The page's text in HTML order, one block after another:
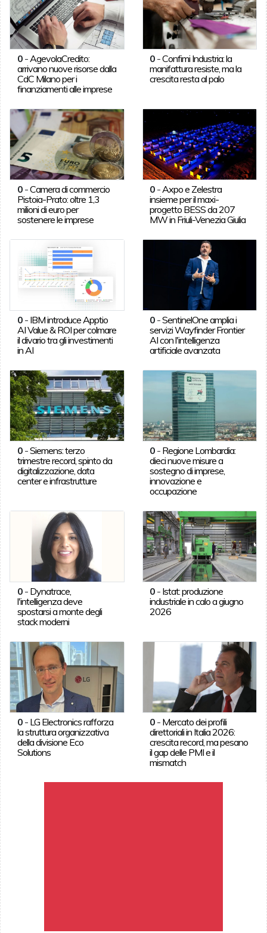
0- AgevolaCredito:
arrivano nuove risorse dalla
CdC Milano per i
finanziamenti alle imprese
0 -Confimi Industria: la
manifattura resiste, ma la
crescita resta al palo
0-Camera di commercio
Pistoia-Prato: oltre 1,3
milioni di euro per
sostenere le imprese
0 - Axpo e Zelestra
insieme per il maxi-
progetto BESS da 207
MW in Friuli-Venezia Giulia
0- IBM introduce Apptio
AI Value & ROI per colmare
il divario tra gli investimenti
in AI
0 -SentinelOne amplia i
servizi Wayfinder Frontier
AI con l'intelligenza
artificiale avanzata
0-Siemens: terzo
trimestre record, spinto da
digitalizzazione, data
center e infrastrutture
0 - Regione Lombardia:
dieci nuove misure a
sostegno di imprese,
innovazione e
occupazione
0- Dynatrace,
l'intelligenza deve
spostarsi a monte degli
stack moderni
0 - Istat: produzione
industriale in calo a giugno
2026
0- LG Electronics rafforza
la struttura organizzativa
della divisione Eco
Solutions
0 - Mercato dei profili
direttoriali in Italia 2026:
crescita record, ma pesano
il gap delle PMI e il
mismatch